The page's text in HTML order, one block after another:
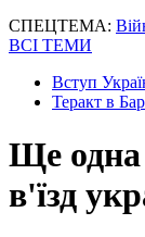
СПЕЦТЕМА:
ВСІ ТЕМИ
Вступ
Теракт в
Ще одна
в'їзд